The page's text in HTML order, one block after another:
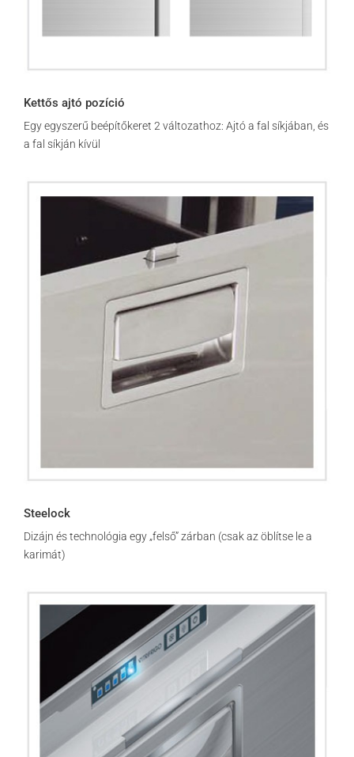
Kettős ajtó pozíció
Egy egyszerű beépítőkeret 2 változathoz: Ajtó a fal síkjában, és
a fal síkján kívül
Steelock
Dizájn és technológia egy „felső” zárban (csak az öblítse le a
karimát)